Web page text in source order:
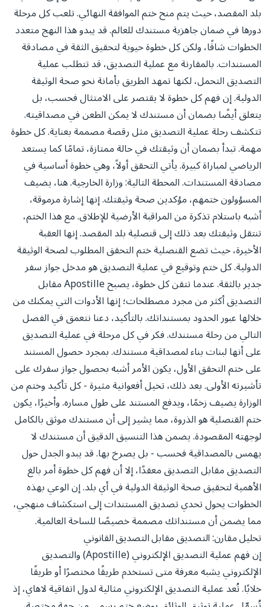
بلد المقصد، حيث يتم منح ختم الموافقة النهائي. تلعب كل مرحلة
دورها في ضمان جاهزية مستندك للعالم. قد يبدو هذا النهج متعدد
الخطوات شاقًا، ولكن كل خطوة حيوية لتحقيق الثقة في مصادقة
المستندات. بالمقارنة مع عملية التصديق، قد تتطلب عملية
التصديق التحمل، لكنها تمهد الطريق بأمانة نحو صحة الوثيقة
الدولية. إن فهم كل خطوة لا يقتصر على الامتثال فحسب، بل
يتعلق أيضًا بضمان أن مستندك لا يمكن الطعن في مصداقيته.
تتكشف رحلة عملية التصديق مثل رقصة مصممة بعناية. كل خطوة
مهمة. تبدأ بضمان أن وثيقتك في حالة ممتازة، تمامًا كما يستعد
الرياضي لمباراة كبيرة. يأتي التحقق أولاً، وهي خطوة أساسية في
مصادقة المستندات. المحطة التالية: وزارة الخارجية. هنا، يضيف
المسؤولون ختمهم، مؤكدين صحة وثيقتك. إنها إشارة مرموقة،
أشبه باستلام تذكرة من المراقبة الأرضية للإطلاق. مع هذا الختم،
تنتقل وثيقتك بعد ذلك إلى قنصلية بلد المقصد. إنها العقبة
الأخيرة، حيث تضع القنصلية ختم التحقق المطلوب لصحة الوثيقة
الدولية. كل ختم وتوقيع في عملية التصديق هو مدخل جواز سفر
جدير بالثقة. عندما تتقن كل خطوة، يصبح Apostille مقابل
التصديق أكثر من مجرد مصطلحات؛ إنها الأدوات التي يمكنك من
خلالها عبور الحدود بمستنداتك. بالتأكيد، دعنا نتعمق في الفصل
التالي من رحلة مستندك. فكر في كل مرحلة في عملية التصديق
على أنها لبنات بناء لمصداقية مستندك. بمجرد حصول المستند
على ختم التحقق الأول، يكون الأمر أشبه بحصول جواز سفرك على
تأشيرته الأولى. بعد ذلك، تخيل أفعوانية مثيرة - كل تأكيد وختم من
الوزارة يضيف زخمًا، ويدفع المستند على طول مساره. وأخيرًا، يكون
ختم القنصلية هو الذروة، مما يشير إلى أن مستندك موثق بالكامل
لوجهته المقصودة. يضمن هذا التنسيق الدقيق أن مستندك لا
يهمس بالمصداقية فحسب - بل يصرخ بها. قد يبدو الجدل حول
التصديق مقابل التصديق معقدًا، إلا أن فهم كل خطوة أمر بالغ
الأهمية لتحقيق صحة الوثيقة الدولية في أي بلد. إن الوعي بهذه
الخطوات يحول تحدي تصديق المستندات إلى استكشاف منهجي،
مما يضمن أن مستنداتك مصممة خصيصًا للساحة العالمية.
تحليل مقارن: التصديق مقابل التصديق القانوني
إن فهم عملية التصديق الإلكتروني (Apostille) والتصديق
الإلكتروني يشبه معرفة متى تستخدم طريقًا مختصرًا أو طريقًا
خلابًا. تُعد عملية التصديق الإلكتروني مثالية لدول اتفاقية لاهاي، إذ